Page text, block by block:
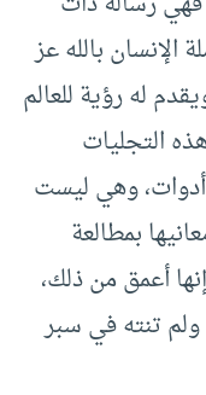
بالله عز
له رؤية للعالم
التجليات
أدوات، وهي ليست
بمطالعة
أعمق من ذلك،
تنته في سبر